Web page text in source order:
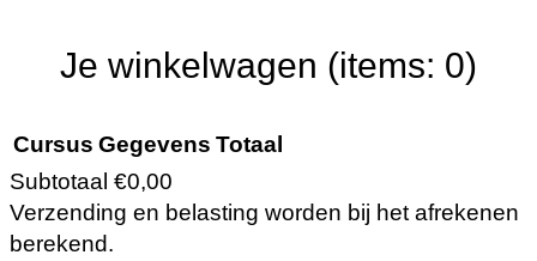
Je winkelwagen (items: 0)
Producten
Cursus Gegevens Totaal
Subtotaal €0,00
Verzending en belasting worden bij het afrekenen
berekend.